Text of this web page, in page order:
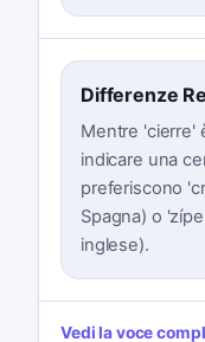
Differenze
Mentre 'cierre'
indicare una
preferiscono
Spagna) o
inglese).
Vedi la voce